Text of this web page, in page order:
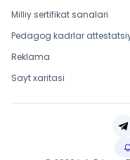
Milliy sertifikat sanalari
Pedagog kadrlar
Reklama
Sayt xaritasi